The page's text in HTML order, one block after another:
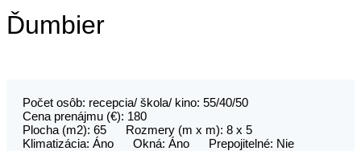
Ďumbier
Počet osôb: recepcia/ škola/ kino: 55/40/50
Cena prenájmu (€): 180
Plocha (m2): 65 Rozmery (m x m): 8 x 5
Klimatizácia: Áno Okná: Áno Prepojitelné: Nie